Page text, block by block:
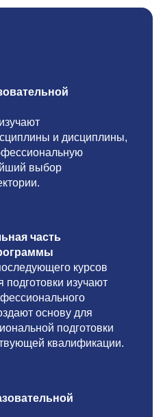
и дисциплины,
выбор
часть
курсов
изучают
основу для
подготовки
квалификации.